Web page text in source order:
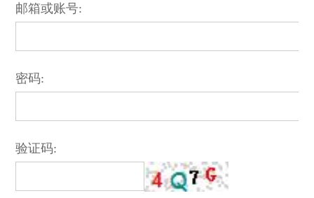
邮箱或账号:
密码:
验证码: